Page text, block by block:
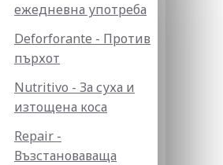
ежедневна употреба
Deforforante - Против
пърхот
Nutritivo - За суха и
изтощена коса
Repair -
Възстановаваща